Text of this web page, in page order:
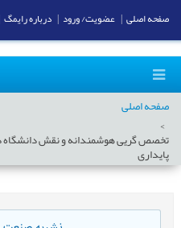
صفحه اصلی
تخصص گریی هوشمندانه و نقش دانشگاه
پایداری
صفحه اصلی عضویت/ ورود درباره رایمگ